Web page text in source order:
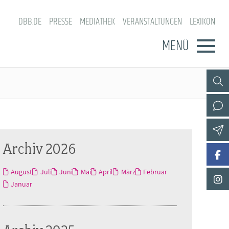
DBB.DE PRESSE MEDIATHEK VERANSTALTUNGEN LEXIKON
MENÜ
Archiv 2026
August Juli Juni Mai April März
Februar
Januar